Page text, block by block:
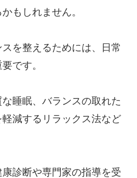
もしれません。
を整えるためには、日常
です。
睡眠、バランスの取れた
減するリラックス法など
診断や専門家の指導を受